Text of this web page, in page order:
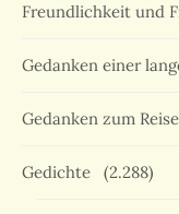
Freundlichkeit und
Gedanken einer
Gedanken zum
Gedichte (2.288)